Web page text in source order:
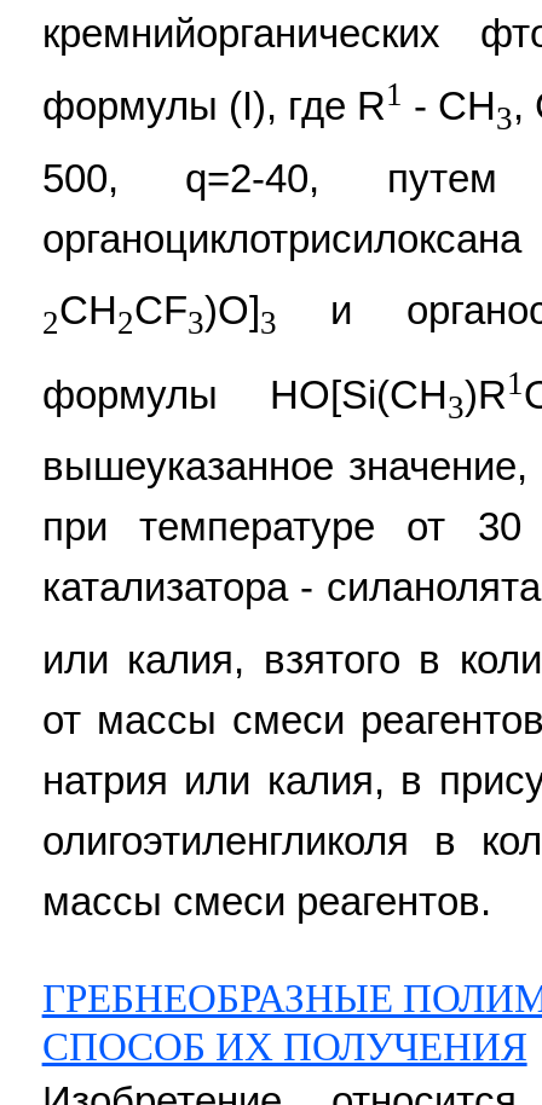
кремнийорганических
формулы (I), где R1 - СН3,
500, q=2-40, путем
2СН2СF3)O]3
и
формулы НО[Si(СН3)R1
вышеуказанное
при температуре от
катализатора -
или калия, взятого в
от массы смеси
натрия или калия, в
олигоэтиленгликоля в
массы смеси реагентов.
ГРЕБНЕОБРАЗНЫЕ
СПОСОБ ИХ ПОЛУЧЕНИЯ